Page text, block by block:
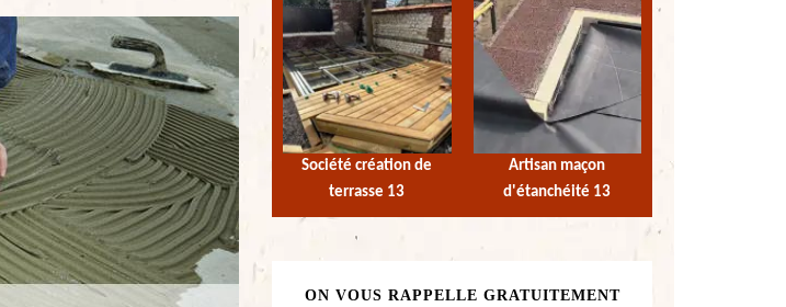
Société création de
terrasse 13
Artisan maçon
d'étanchéité 13
ON VOUS RAPPELLE GRATUITEMENT